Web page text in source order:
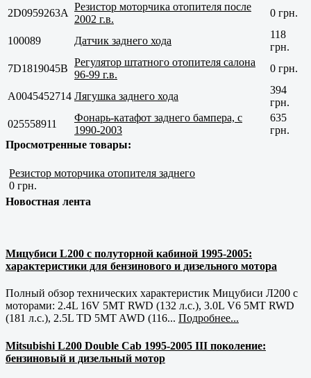
2D0959263A
Резистор моторчика отопителя после
2002 г.в.
0 грн.
100089 Датчик заднего хода
118
грн.
7D1819045B
Регулятор штатного отопителя салона
96-99 г.в.
0 грн.
A0045452714 Лягушка заднего хода
394
грн.
025558911
Фонарь-катафот заднего бампера, с
1990-2003
635
грн.
Просмотренные товары:
Резистор моторчика отопителя заднего
0 грн.
Новостная лента
Мицубиси L200 с полуторной кабиной 1995-2005:
характеристики для бензинового и дизельного мотора
Полный обзор технических характеристик Мицубиси Л200 с
моторами: 2.4L 16V 5MT RWD (132 л.с.), 3.0L V6 5MT RWD
(181 л.с.), 2.5L TD 5MT AWD (116... Подробнее...
Mitsubishi L200 Double Cab 1995-2005 III поколение:
бензиновый и дизельный мотор